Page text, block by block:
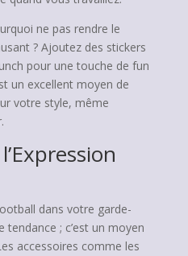
ne pas rendre le
? Ajoutez des stickers
pour une touche de fun
un excellent moyen de
votre style, même
dans votre garde-
tendance ; c’est un moyen
accessoires comme les